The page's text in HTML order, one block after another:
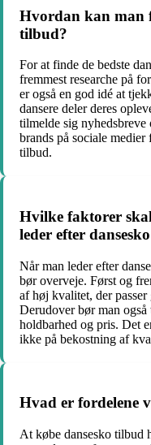
Hvordan kan man
tilbud?
For at finde de bedste
fremmest researche på
er også en god idé at
dansere deler deres
tilmelde sig
brands på sociale
tilbud.
Hvilke faktorer
leder efter
Når man leder efter
bør overveje. Først og
af høj kvalitet, der
Derudover bør man
holdbarhed og pris. Det
ikke på bekostning af
Hvad er fordelene
At købe dansesko tilbud